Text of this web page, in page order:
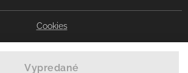
Vypredané
Cookies